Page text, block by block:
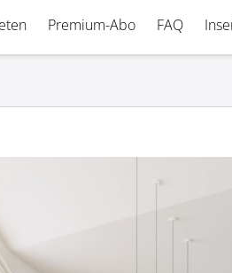
Premium-Abo FAQ